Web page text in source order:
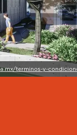
terminos-y-